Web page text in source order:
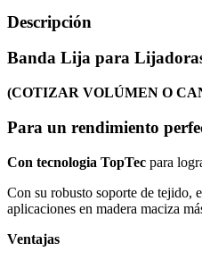
Descripción
Banda Lija para
(COTIZAR VOLÚMEN O
Para un rendimiento
Con tecnologia TopTec para
Con su robusto soporte de tejido,
aplicaciones en madera maciza
Ventajas